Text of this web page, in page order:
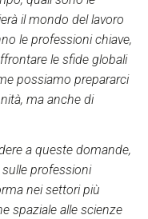
il mondo del lavoro
le professioni chiave,
le sfide globali
possiamo prepararci
ma anche di
a queste domande,
professioni
nei settori più
spaziale alle scienze